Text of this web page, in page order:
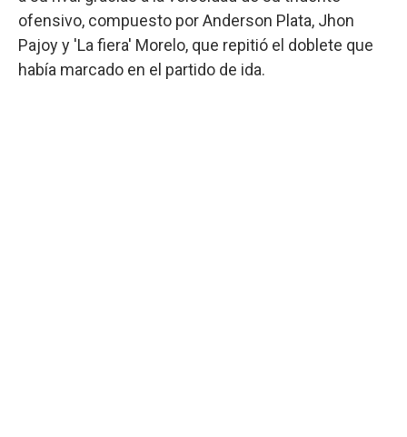
ofensivo, compuesto por Anderson Plata, Jhon
Pajoy y 'La fiera' Morelo, que repitió el doblete que
había marcado en el partido de ida.